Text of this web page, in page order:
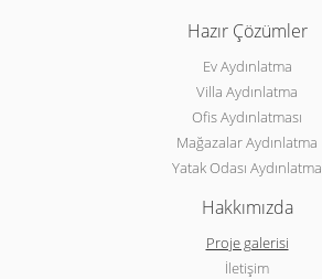
Hazır Çözümler
Ev Aydınlatma
Villa Aydınlatma
Ofis Aydınlatması
Mağazalar Aydınlatma
Yatak Odası Aydınlatma
Hakkımızda
Proje galerisi
İletişim